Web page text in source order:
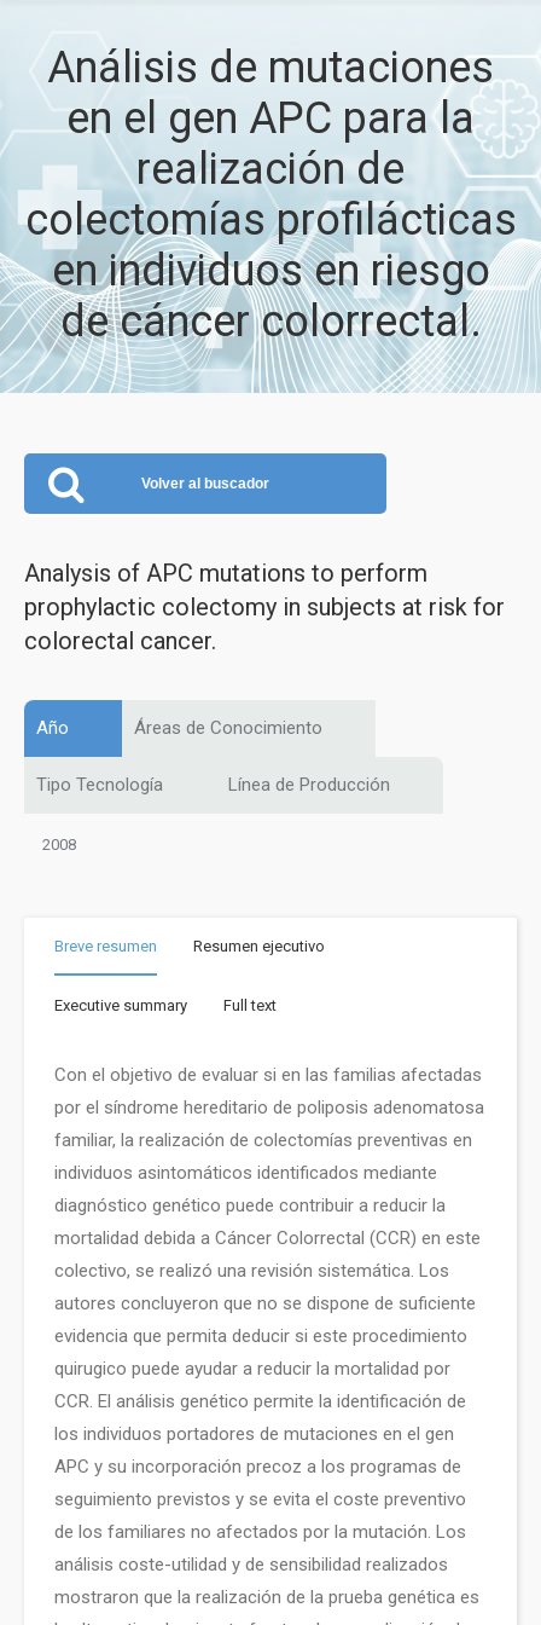
Análisis de mutaciones
en el gen APC para la
realización de
colectomías profilácticas
en individuos en riesgo
de cáncer colorrectal.
Volver al buscador
Analysis of APC mutations to perform
prophylactic colectomy in subjects at risk for
colorectal cancer.
Año Áreas de Conocimiento
Tipo Tecnología Línea de Producción
2008
Breve resumen Resumen ejecutivo
Executive summary Full text
Con el objetivo de evaluar si en las familias afectadas
por el síndrome hereditario de poliposis adenomatosa
familiar, la realización de colectomías preventivas en
individuos asintomáticos identificados mediante
diagnóstico genético puede contribuir a reducir la
mortalidad debida a Cáncer Colorrectal (CCR) en este
colectivo, se realizó una revisión sistemática. Los
autores concluyeron que no se dispone de suficiente
evidencia que permita deducir si este procedimiento
quirugico puede ayudar a reducir la mortalidad por
CCR. El análisis genético permite la identificación de
los individuos portadores de mutaciones en el gen
APC y su incorporación precoz a los programas de
seguimiento previstos y se evita el coste preventivo
de los familiares no afectados por la mutación. Los
análisis coste-utilidad y de sensibilidad realizados
mostraron que la realización de la prueba genética es